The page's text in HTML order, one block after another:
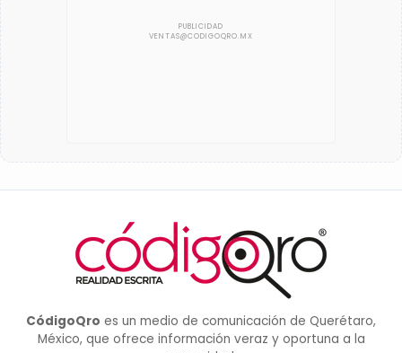
CódigoQro es un medio de comunicación de Querétaro,
México, que ofrece información veraz y oportuna a la